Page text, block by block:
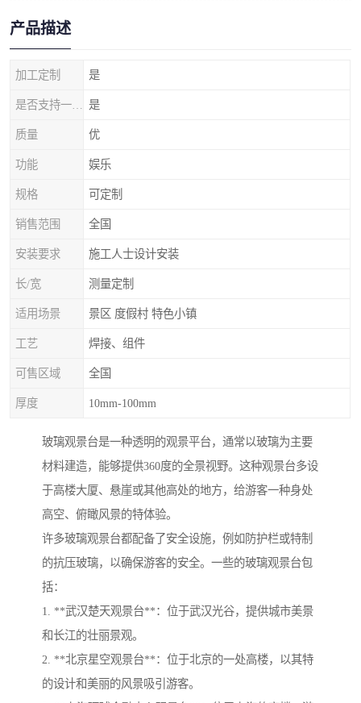
产品描述
加工定制 是
是
质量 优
功能 娱乐
规格 可定制
销售范围 全国
安装要求 施工人士设计安装
长/宽 测量定制
适用场景 景区 度假村 特色小镇
工艺 焊接、组件
可售区域 全国
厚度 10mm-100mm
玻璃观景台是一种透明的观景平台，通常以玻璃为主要
材料建造，能够提供360度的全景视野。这种观景台多设
于高楼大厦、悬崖或其他高处的地方，给游客一种身处
高空、俯瞰风景的特体验。
许多玻璃观景台都配备了安全设施，例如防护栏或特制
的抗压玻璃，以确保游客的安全。一些的玻璃观景台包
括：
1. **武汉楚天观景台**：位于武汉光谷，提供城市美景
和长江的壮丽景观。
2. **北京星空观景台**：位于北京的一处高楼，以其特
的设计和美丽的风景吸引游客。